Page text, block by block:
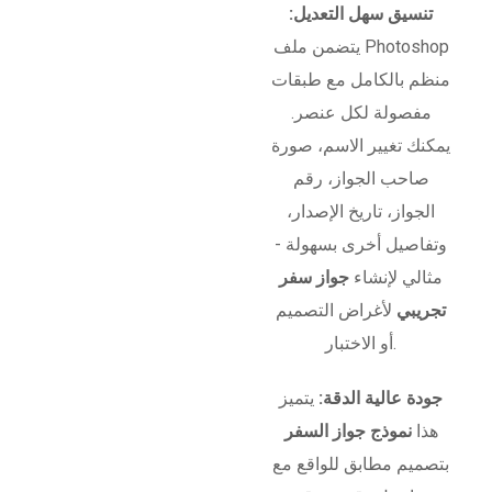
تنسيق سهل التعديل:
يتضمن ملف Photoshop
منظم بالكامل مع طبقات
مفصولة لكل عنصر.
يمكنك تغيير الاسم، صورة
صاحب الجواز، رقم
الجواز، تاريخ الإصدار،
وتفاصيل أخرى بسهولة -
مثالي لإنشاء جواز سفر
تجريبي لأغراض التصميم
أو الاختبار.
جودة عالية الدقة: يتميز
هذانموذج جواز السفر
بتصميم مطابق للواقع مع